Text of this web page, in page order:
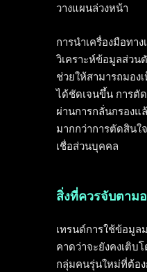
วางแผนล่วงหน้า
การนำเครื่องมือทา
วิเคราะห์ข้อมูลส่ว
ช่วยให้สามารถมอง
ได้ชัดเจนขึ้น การตั
ผ่านการกลั่นกรองแ
มากกว่าการตัดสินใ
เชื่อส่วนบุคคล
สิ่งที่ควรจับตาม
เทรนด์การใช้ข้อมูล
คาดว่าจะยังคงเติบ
กลุ่มคนรุ่นใหม่ที่ต้อง